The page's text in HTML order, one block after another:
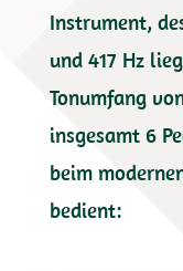
Instrument,
und 417 Hz
Tonumfang
insgesamt 6
beim
bedient: